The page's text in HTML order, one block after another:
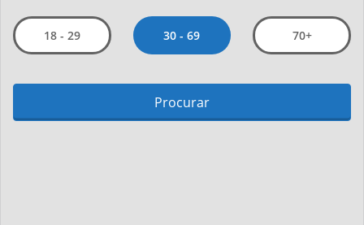
18 - 29 30 - 69 70+
Procurar